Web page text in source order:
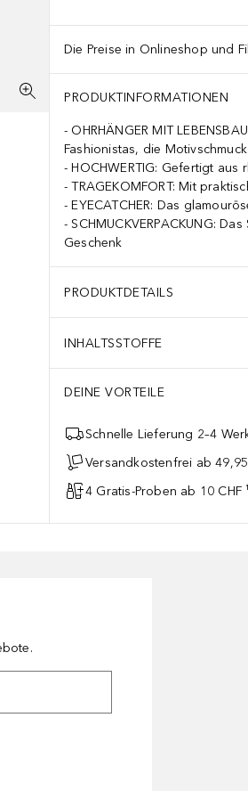
Die Preise in Onlineshop und
PRODUKTINFORMATIONEN
OHRHÄNGER MIT
Fashionistas, die
HOCHWERTIG: Gefertigt
TRAGEKOMFORT: Mit
EYECATCHER: Das
SCHMUCKVERPACKUNG:
Geschenk
PRODUKTDETAILS
INHALTSSTOFFE
DEINE VORTEILE
Schnelle Lieferung 2–4
Versandkostenfrei ab 49,95
4 Gratis-Proben ab 10 CHF ¹